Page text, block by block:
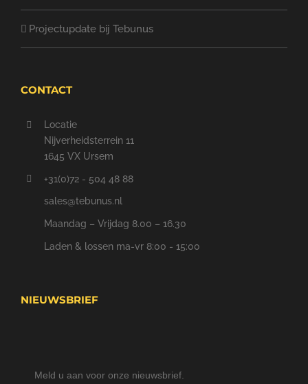
Projectupdate bij Tebunus
CONTACT
Locatie
Nijverheidsterrein 11
1645 VX Ursem
+31(0)72 - 504 48 88
sales@tebunus.nl
Maandag – Vrijdag 8.00 – 16.30
Laden & lossen ma-vr 8:00 - 15:00
NIEUWSBRIEF
Meld u aan voor onze nieuwsbrief.